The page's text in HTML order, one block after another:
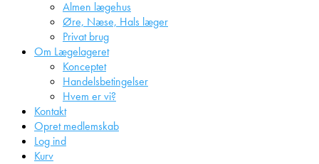
Almen lægehus
Øre, Næse, Hals læger
Privat brug
Om Lægelageret
Konceptet
Handelsbetingelser
Hvem er vi?
Kontakt
Opret medlemskab
Log ind
Kurv